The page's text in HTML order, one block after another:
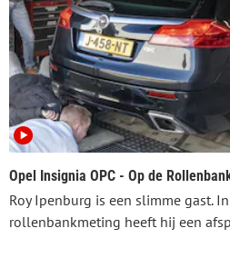
Opel Insignia OPC - Op de
Roy Ipenburg is een slimme gast.
rollenbankmeting heeft hij een